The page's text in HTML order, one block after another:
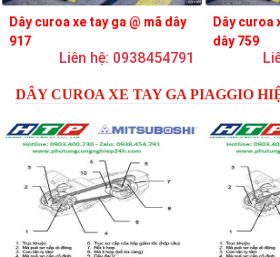
Dây curoa xe tay ga @ mã dây
917
Liên hệ: 0938454791
Dây curoa
dây 759
DÂY CUROA XE TAY GA PIAGGIO